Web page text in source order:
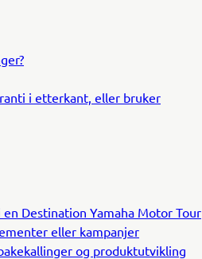
i etterkant, eller bruker
Destination Yamaha Motor Tour
eller kampanjer
og produktutvikling